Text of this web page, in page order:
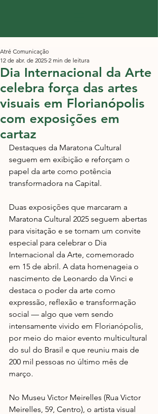
​Dia Internacional da Arte
celebra força das artes
visuais em Florianópolis
com exposições em
cartaz
Atré Comunicação
12 de abr. de 2025 2 min de leitura
Destaques da Maratona Cultural
seguem em exibição e reforçam o
papel da arte como potência
transformadora na Capital.
Duas exposições que marcaram a
Maratona Cultural 2025 seguem abertas
para visitação e se tornam um convite
especial para celebrar o Dia
Internacional da Arte, comemorado
em 15 de abril. A data homenageia o
nascimento de Leonardo da Vinci e
destaca o poder da arte como
expressão, reflexão e transformação
social — algo que vem sendo
intensamente vivido em Florianópolis,
por meio do maior evento multicultural
do sul do Brasil e que reuniu mais de
200 mil pessoas no último mês de
março.
No Museu Victor Meirelles (Rua Victor
Meirelles, 59, Centro), o artista visual